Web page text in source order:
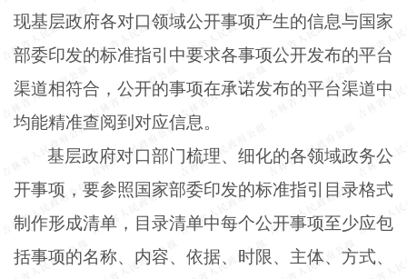
现基层政府各对口领域公开事项产生的信息与国家
部委印发的标准指引中要求各事项公开发布的平台
渠道相符合，公开的事项在承诺发布的平台渠道中
均能精准查阅到对应信息。
基层政府对口部门梳理、细化的各领域政务公
开事项，要参照国家部委印发的标准指引目录格式
制作形成清单，目录清单中每个公开事项至少应包
括事项的名称、内容、依据、时限、主体、方式、